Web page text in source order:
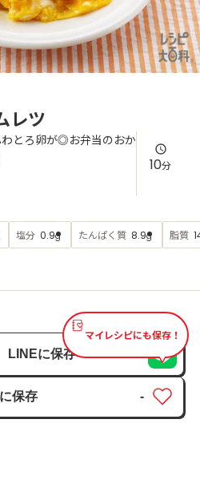
合わせ
は
レツ
とろ卵が◎お弁当のおか
10分
塩分 0.9g たんぱく質 8.9g 脂質
マイレシピにも保存！
LINEに保存
保存
-